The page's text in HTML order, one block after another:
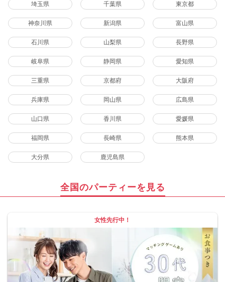
埼玉県 千葉県 東京都
神奈川県 新潟県 富山県
石川県 山梨県 長野県
岐阜県 静岡県 愛知県
三重県 京都府 大阪府
兵庫県 岡山県 広島県
山口県 香川県 愛媛県
福岡県 長崎県 熊本県
大分県 鹿児島県
全国のパーティーを見る
女性先行中！